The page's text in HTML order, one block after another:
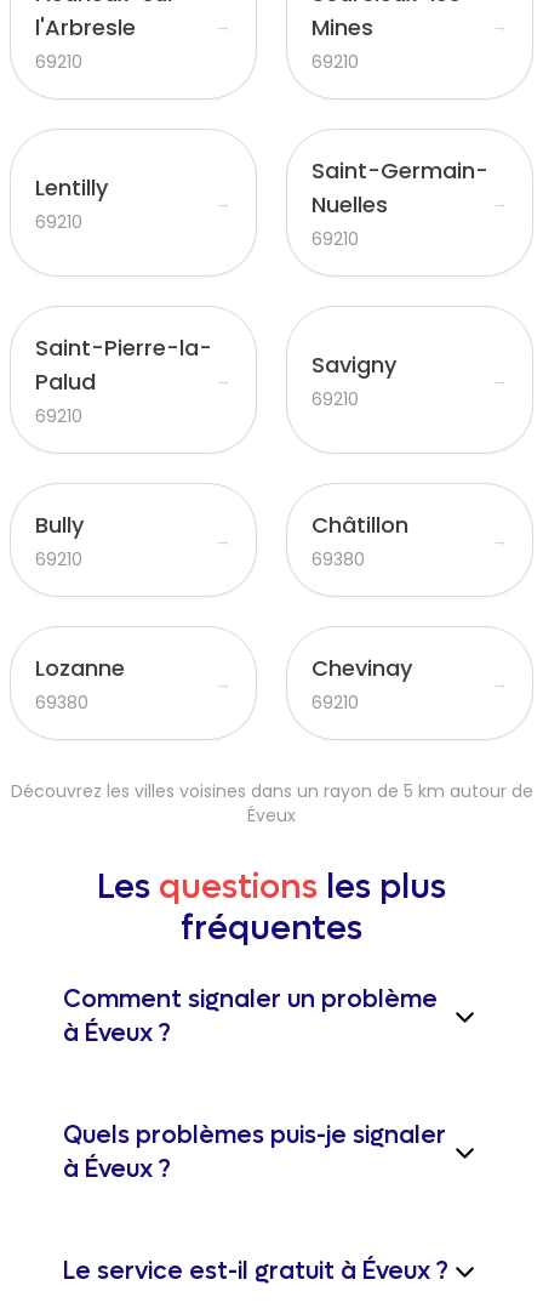
l'Arbresle
69210
→
Mines
69210
→
Lentilly
69210
→
Saint-Germain-
Nuelles
69210
→
Saint-Pierre-la-
Palud
69210
→ Savigny
69210
→
Bully
69210
→ Châtillon
69380
→
Lozanne
69380
→ Chevinay
69210
→
Découvrez les villes voisines dans un rayon de 5 km autour de
Éveux
Les questions les plus
fréquentes
Comment signaler un problème
à Éveux ?
Quels problèmes puis-je signaler
à Éveux ?
Le service est-il gratuit à Éveux ?